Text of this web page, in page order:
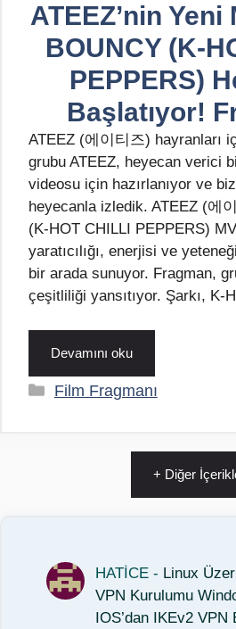
ATEEZ’nin Yeni
BOUNCY (K-
PEPPERS)
Başlatıyor!
ATEEZ (에이티즈) hayranları
grubu ATEEZ, heyecan verici
videosu için hazırlanıyor ve
heyecanla izledik. ATEEZ (에
(K-HOT CHILLI PEPPERS)
yaratıcılığı, enerjisi ve
bir arada sunuyor. Fragman,
çeşitliliği yansıtıyor. Şarkı, K-
Devamını oku
Kategoriler
Film Fragmanı
+ Diğer
HATİCE - Linux
VPN Kurulumu
IOS’dan IKEv2 VPN